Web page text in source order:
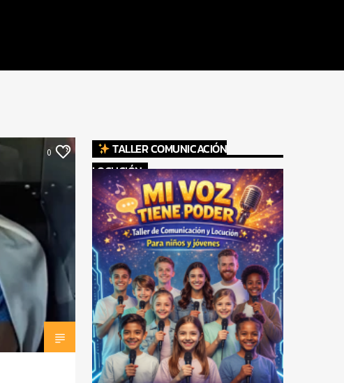
0
TALLER COMUNICACIÓN
LOCUCIÓN